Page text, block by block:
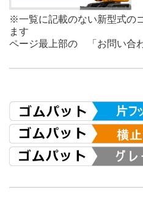
※一覧に記載のない新型式の
ます
ページ最上部の 「お問い合